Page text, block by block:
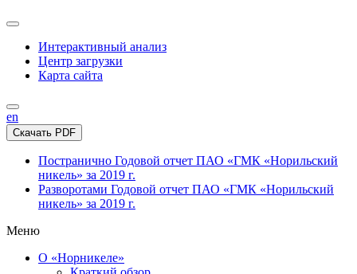
Интерактивный анализ
Центр загрузки
Карта сайта
en
Скачать PDF
Постранично Годовой отчет ПАО «ГМК «Норильский
никель» за 2019 г.
Разворотами Годовой отчет ПАО «ГМК «Норильский
никель» за 2019 г.
Меню
О «Норникеле»